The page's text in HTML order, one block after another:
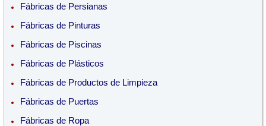
Fábricas de Persianas
Fábricas de Pinturas
Fábricas de Piscinas
Fábricas de Plásticos
Fábricas de Productos de Limpieza
Fábricas de Puertas
Fábricas de Ropa